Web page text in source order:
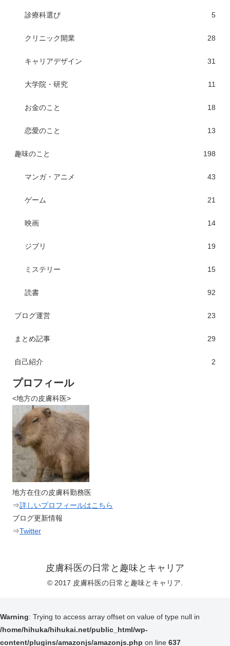
診療科選び 5
クリニック開業 28
キャリアデザイン 31
大学院・研究 11
お金のこと 18
恋愛のこと 13
趣味のこと 198
マンガ・アニメ 43
ゲーム 21
映画 14
ジブリ 19
ミステリー 15
読書 92
ブログ運営 23
まとめ記事 29
自己紹介 2
プロフィール
<地方の皮膚科医>
地方在住の皮膚科勤務医
⇒詳しいプロフィールはこちら
ブログ更新情報
⇒Twitter
皮膚科医の日常と趣味とキャリア
© 2017 皮膚科医の日常と趣味とキャリア.
Warning: Trying to access array offset on value of type null in
/home/hihuka/hihukai.net/public_html/wp-
content/plugins/amazonjs/amazonjs.php on line 637